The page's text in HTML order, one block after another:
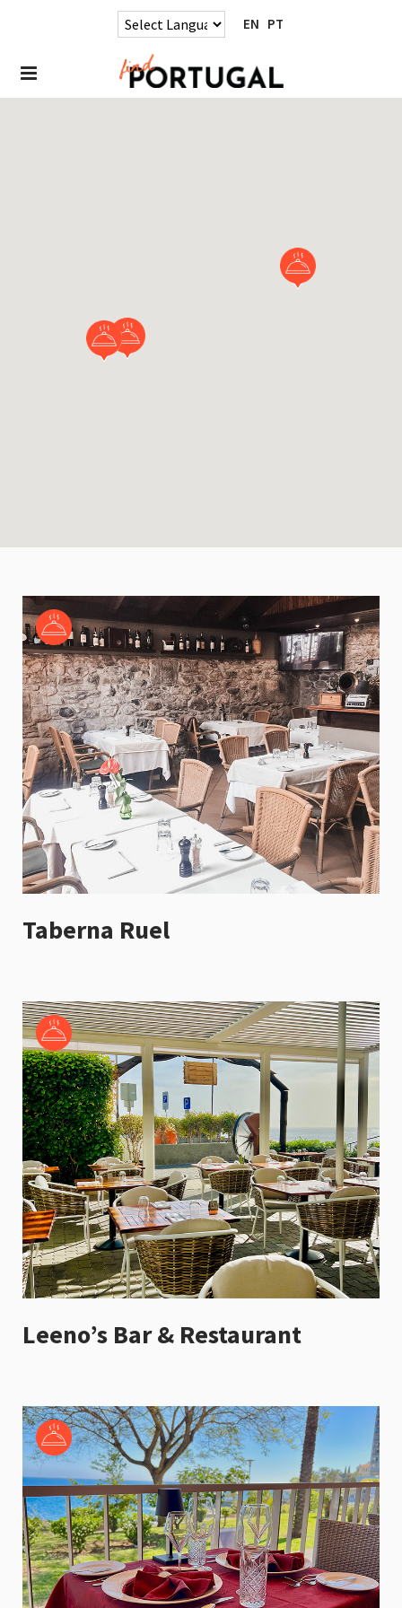
EN PT
Taberna Ruel
Leeno’s Bar & Restaurant